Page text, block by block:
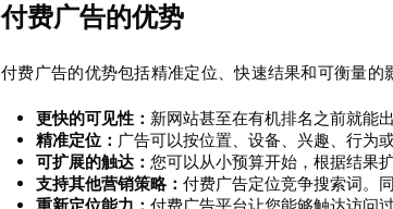
付费广告的优势
付费广告的优势包括精准定位、快速结果和可衡量的
更快的可见性： 新网站甚至在有机排名之前就能
精准定位： 广告可以按位置、设备、兴趣、行为
可扩展的触达： 您可以从小预算开始，根据结果扩
支持其他营销策略： 付费广告定位竞争搜索词。